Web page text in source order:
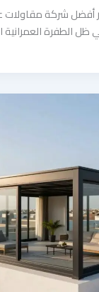
تختار أفضل شركة
الطفرة